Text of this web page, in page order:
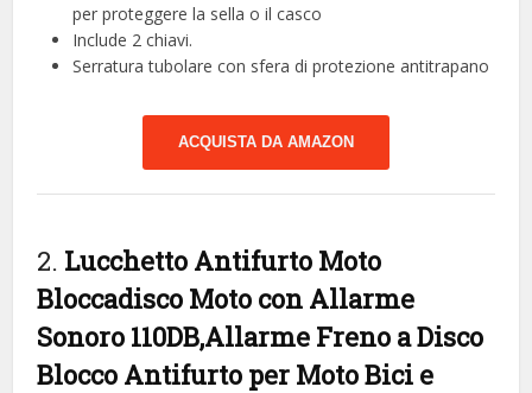
per proteggere la sella o il casco
Include 2 chiavi.
Serratura tubolare con sfera di protezione antitrapano
ACQUISTA DA AMAZON
2. Lucchetto Antifurto Moto
Bloccadisco Moto con Allarme
Sonoro 110DB,Allarme Freno a Disco
Blocco Antifurto per Moto Bici e